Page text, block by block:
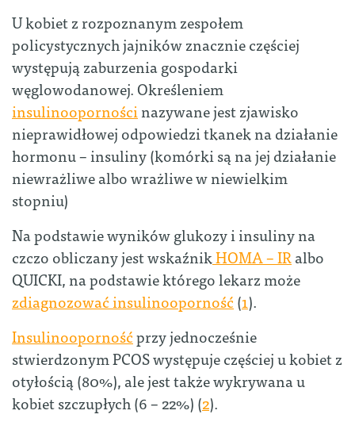
U kobiet z rozpoznanym zespołem
policystycznych jajników znacznie częściej
występują zaburzenia gospodarki
węglowodanowej. Określeniem
insulinoopornościnazywane jest zjawisko
nieprawidłowej odpowiedzi tkanek na działanie
hormonu – insuliny (komórki są na jej działanie
niewrażliwe albo wrażliwe w niewielkim
stopniu)
Na podstawie wyników glukozy i insuliny na
czczo obliczany jest wskaźnikHOMA – IRalbo
QUICKI, na podstawie którego lekarz może
zdiagnozować insulinooporność(1).
Insulinoopornośćprzy jednocześnie
stwierdzonym PCOS występuje częściej u kobiet z
otyłością (80%), ale jest także wykrywana u
kobiet szczupłych (6 – 22%) (2).